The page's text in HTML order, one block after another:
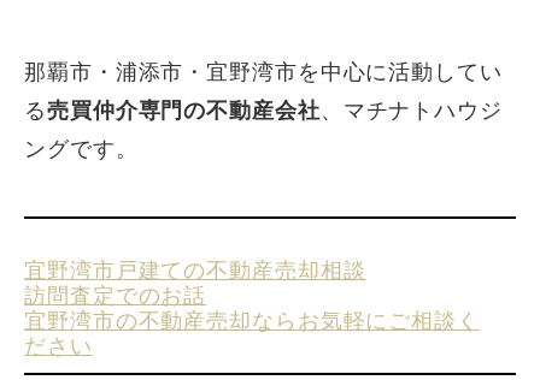
那覇市・浦添市・宜野湾市を中心に活動してい
る売買仲介専門の不動産会社、マチナトハウジ
ングです。
宜野湾市戸建ての不動産売却相談
訪問査定でのお話
宜野湾市の不動産売却ならお気軽にご相談く
ださい